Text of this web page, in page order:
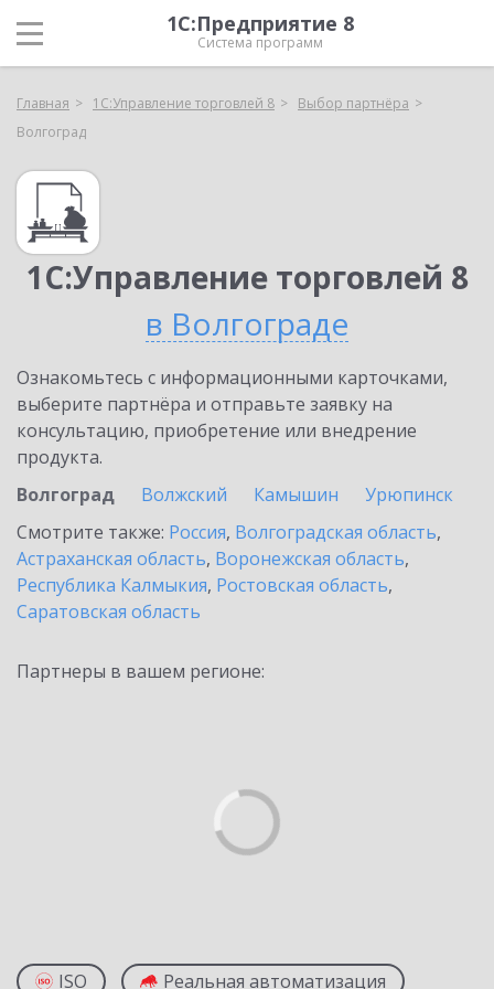
1С:Предприятие 8
Система программ
Главная 1С:Управление торговлей 8
Выбор партнёра
Волгоград
1С:Управление торговлей 8
в Волгограде
Ознакомьтесь с информационными карточками,
выберите партнёра и отправьте заявку на
консультацию, приобретение или внедрение
продукта.
Волгоград
Волжский Камышин
Урюпинск
Смотрите также: Россия, Волгоградская область,
Астраханская область, Воронежская область,
Республика Калмыкия, Ростовская область,
Саратовская область
Партнеры в вашем регионе:
ISO Реальная автоматизация